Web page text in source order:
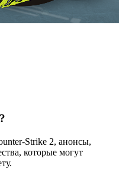
Strike 2, анонсы,
которые могут